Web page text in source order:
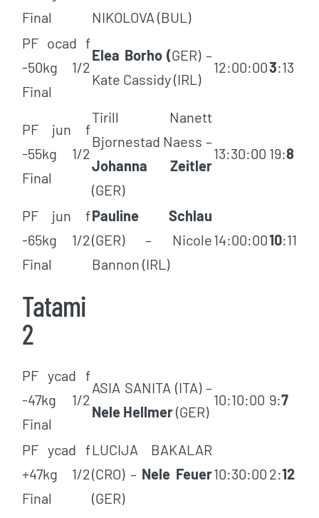
Final
NIKOLOVA (BUL)
PF ocad f
-50kg 1/2
Final
Elea Borho (GER) –
Kate Cassidy (IRL)
12:00:003:13
PF jun f
-55kg 1/2
Final
Tirill Nanett
Bjornestad Naess –
Johanna Zeitler
(GER)
13:30:00 19:8
PF jun f
-65kg 1/2
Final
Pauline Schlau
(GER) – Nicole
Bannon (IRL)
14:00:0010:11
Tatami
2
PF ycad f
-47kg 1/2
Final
ASIA SANITA (ITA) –
Nele Hellmer(GER)
10:10:00 9:7
PF ycad f
+47kg 1/2
Final
LUCIJA BAKALAR
(CRO) – Nele Feuer
(GER)
10:30:00 2:12